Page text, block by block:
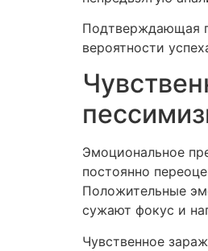
Подтверждающая
вероятности
Эмоциональное
постоянно
Положительные
сужают фокус и
Чувственное